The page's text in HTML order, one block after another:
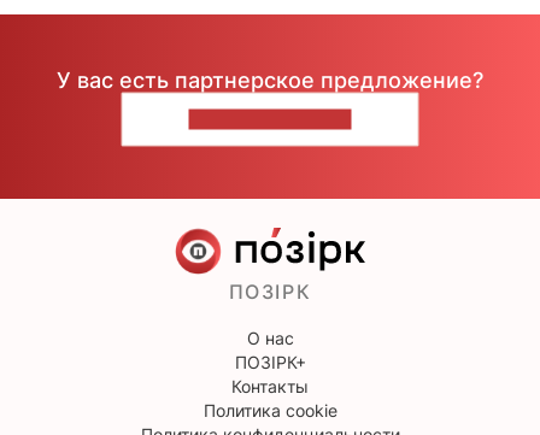
У вас есть партнерское предложение?
ПОЗІРК
О нас
ПОЗІРК+
Контакты
Политика cookie